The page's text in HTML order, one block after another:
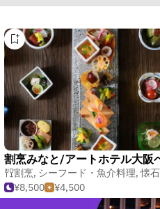
割烹, シーフード・魚介料理,懐石・会
¥8,500
¥4,500